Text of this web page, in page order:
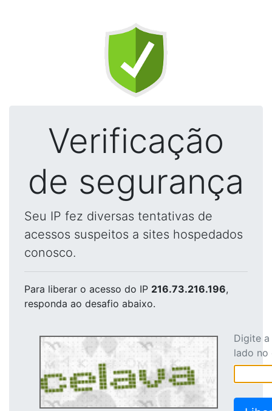
Verificação
de segurança
Seu IP fez diversas tentativas de
acessos suspeitos a sites hospedados
conosco.
Para liberar o acesso do IP 216.73.216.196,
responda ao desafio abaixo.
Digite
lado no